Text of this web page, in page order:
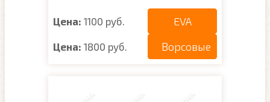
Цена: 1100 руб. EVA
Цена: 1800 руб. Ворсовые